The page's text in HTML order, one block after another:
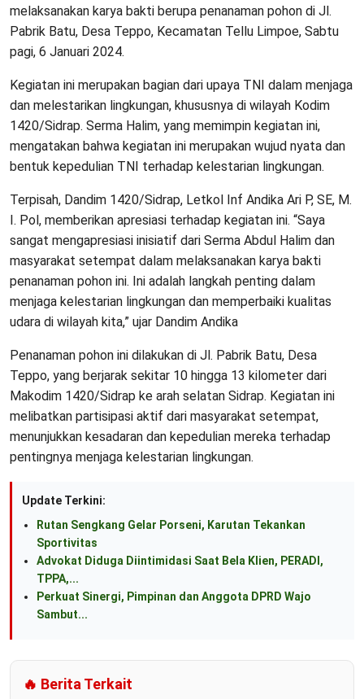
melaksanakan karya bakti berupa penanaman pohon di Jl.
Pabrik Batu, Desa Teppo, Kecamatan Tellu Limpoe, Sabtu
pagi, 6 Januari 2024.
Kegiatan ini merupakan bagian dari upaya TNI dalam menjaga
dan melestarikan lingkungan, khususnya di wilayah Kodim
1420/Sidrap. Serma Halim, yang memimpin kegiatan ini,
mengatakan bahwa kegiatan ini merupakan wujud nyata dan
bentuk kepedulian TNI terhadap kelestarian lingkungan.
Terpisah, Dandim 1420/Sidrap, Letkol Inf Andika Ari P, SE, M.
I. Pol, memberikan apresiasi terhadap kegiatan ini. “Saya
sangat mengapresiasi inisiatif dari Serma Abdul Halim dan
masyarakat setempat dalam melaksanakan karya bakti
penanaman pohon ini. Ini adalah langkah penting dalam
menjaga kelestarian lingkungan dan memperbaiki kualitas
udara di wilayah kita,” ujar Dandim Andika
Penanaman pohon ini dilakukan di Jl. Pabrik Batu, Desa
Teppo, yang berjarak sekitar 10 hingga 13 kilometer dari
Makodim 1420/Sidrap ke arah selatan Sidrap. Kegiatan ini
melibatkan partisipasi aktif dari masyarakat setempat,
menunjukkan kesadaran dan kepedulian mereka terhadap
pentingnya menjaga kelestarian lingkungan.
Update Terkini:
Rutan Sengkang Gelar Porseni, Karutan Tekankan
Sportivitas
Advokat Diduga Diintimidasi Saat Bela Klien, PERADI,
TPPA,...
Perkuat Sinergi, Pimpinan dan Anggota DPRD Wajo
Sambut...
🔥 Berita Terkait